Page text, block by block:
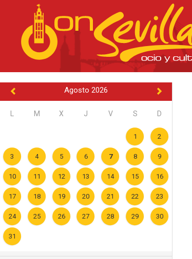
Agosto 2026
M X J V S D
1 2
3 4 5 6 7 8 9
10 11 12 13 14 15 16
17 18 19 20 21 22 23
24 25 26 27 28 29 30
31